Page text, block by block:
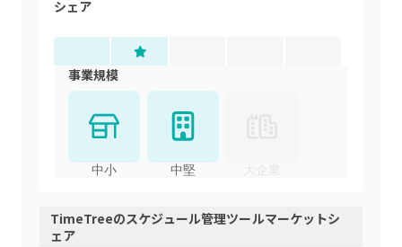
シェア
事業規模
中小 中堅 大企業
TimeTreeのスケジュール管理ツールマーケットシ
ェア